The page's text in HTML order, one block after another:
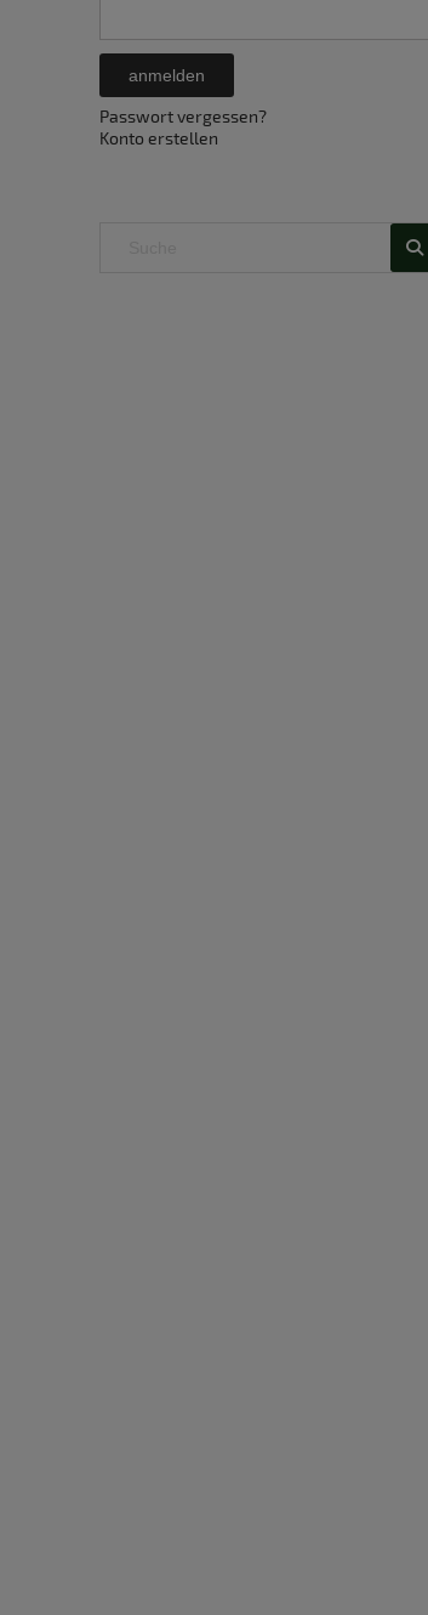
anmelden
Passwort vergessen?
Konto erstellen